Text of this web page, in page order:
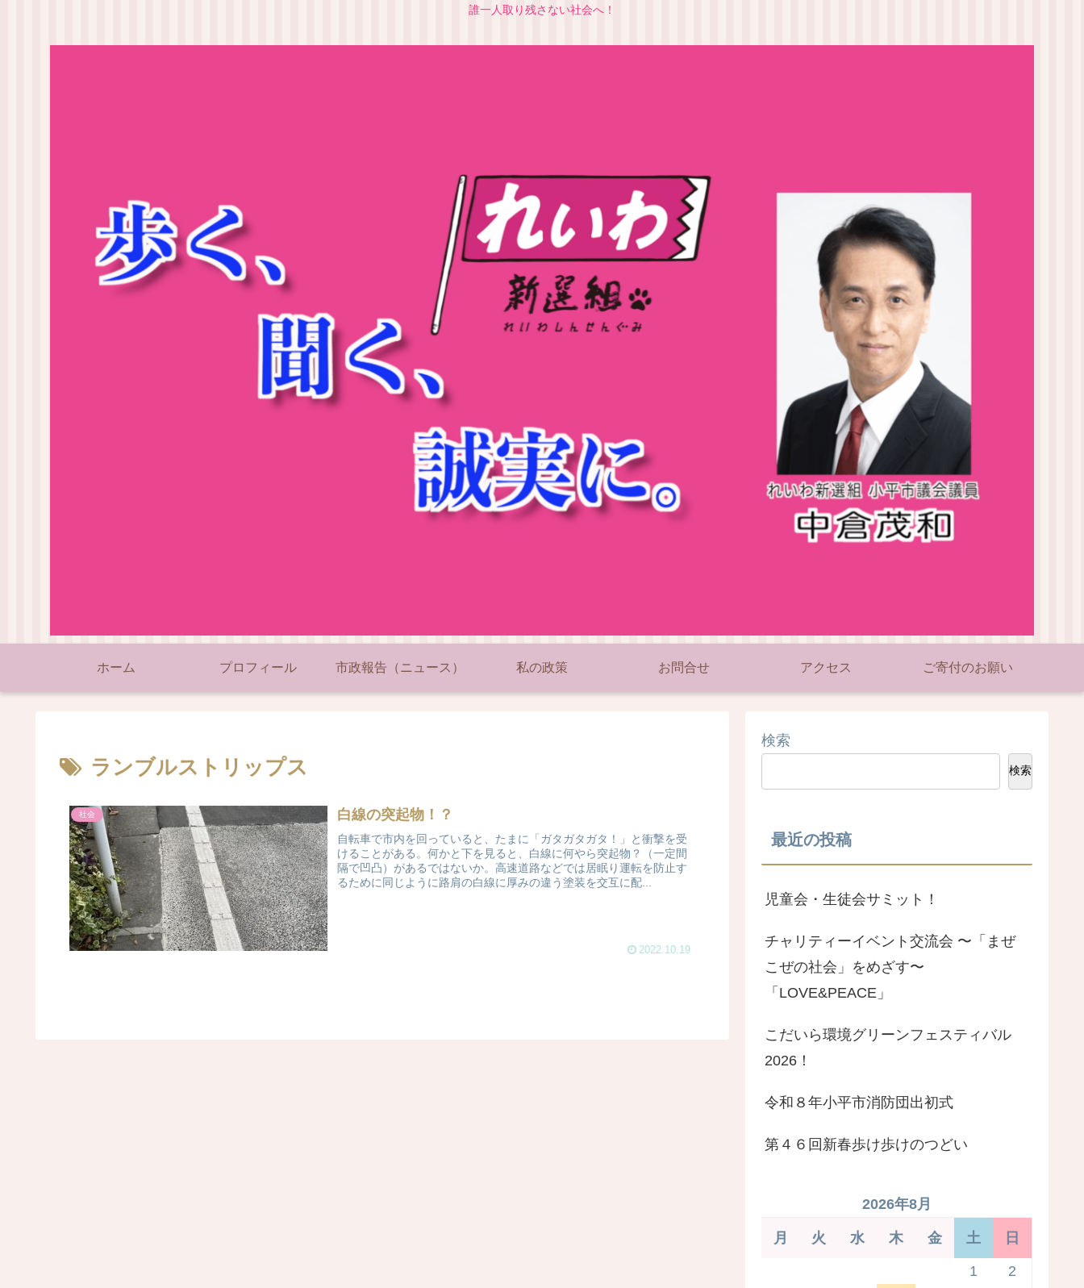
誰一人取り残さない社会へ！
ホーム プロフィール 市政報告（ニュース） 私の政策 お問合せ アクセス ご寄付のお願い
ランブルストリップス
社会 白線の突起物！？
自転車で市内を回っていると、たまに「ガタガタガタ！」と衝撃を受
けることがある。何かと下を見ると、白線に何やら突起物？（一定間
隔で凹凸）があるではないか。高速道路などでは居眠り運転を防止す
るために同じように路肩の白線に厚みの違う塗装を交互に配...
2022.10.19
検索
検索
最近の投稿
児童会・生徒会サミット！
チャリティーイベント交流会 〜「まぜ
こぜの社会」をめざす〜
「LOVE&PEACE」
こだいら環境グリーンフェスティバル
2026！
令和８年小平市消防団出初式
第４６回新春歩け歩けのつどい
2026年8月
月 火 水 木 金 土 日
1
2